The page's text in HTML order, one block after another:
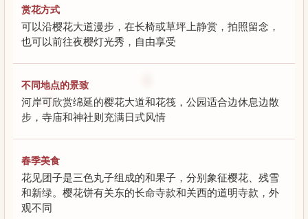
赏花方式
可以沿樱花大道漫步，在长椅或草坪上静赏，拍照留念，
也可以前往夜樱灯光秀，自由享受
不同地点的景致
河岸可欣赏绵延的樱花大道和花筏，公园适合边休息边散
步，寺庙和神社则充满日式风情
春季美食
花见团子是三色丸子组成的和果子，分别象征樱花、残雪
和新绿。樱花饼有关东的长命寺款和关西的道明寺款，外
观不同